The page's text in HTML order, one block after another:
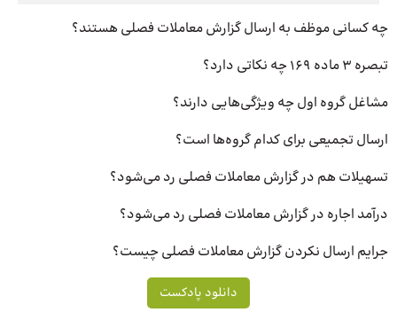
چه کسانی موظف به ارسال گزارش معاملات فصلی هستند؟
تبصره 3 ماده 169 چه نکاتی دارد؟
مشاغل گروه اول چه ویژگی‌هایی دارند؟
ارسال تجمیعی برای کدام گروه‌ها است؟
تسهیلات هم در گزارش معاملات فصلی رد می‌شود؟
درآمد اجاره در گزارش معاملات فصلی رد می‌شود؟
جرایم ارسال نکردن گزارش معاملات فصلی چیست؟
دانلود پادکست